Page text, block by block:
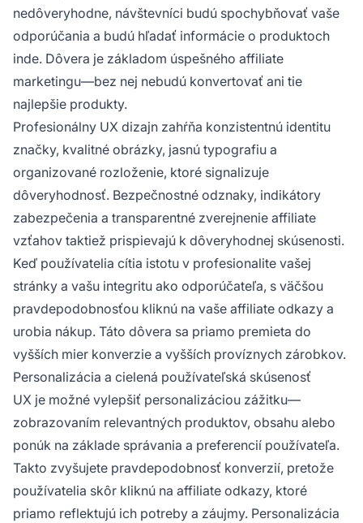
nedôveryhodne, návštevníci budú spochybňovať vaše
odporúčania a budú hľadať informácie o produktoch
inde. Dôvera je základom úspešného affiliate
marketingu—bez nej nebudú konvertovať ani tie
najlepšie produkty.
Profesionálny UX dizajn zahŕňa konzistentnú identitu
značky, kvalitné obrázky, jasnú typografiu a
organizované rozloženie, ktoré signalizuje
dôveryhodnosť. Bezpečnostné odznaky, indikátory
zabezpečenia a transparentné zverejnenie affiliate
vzťahov taktiež prispievajú k dôveryhodnej skúsenosti.
Keď používatelia cítia istotu v profesionalite vašej
stránky a vašu integritu ako odporúčateľa, s väčšou
pravdepodobnosťou kliknú na vaše affiliate odkazy a
urobia nákup. Táto dôvera sa priamo premieta do
vyšších mier konverzie a vyšších províznych zárobkov.
Personalizácia a cielená používateľská skúsenosť
UX je možné vylepšiť personalizáciou zážitku—
zobrazovaním relevantných produktov, obsahu alebo
ponúk na základe správania a preferencií používateľa.
Takto zvyšujete pravdepodobnosť konverzií, pretože
používatelia skôr kliknú na affiliate odkazy, ktoré
priamo reflektujú ich potreby a záujmy. Personalizácia